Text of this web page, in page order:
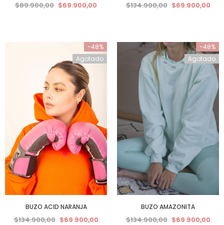
$89.900,00 $69.900,00 $134.900,00 $69.900,00
-48%
Agotado
BUZO ACID NARANJA
$134.900,00 $69.900,00
-48%
Agotado
BUZO AMAZONITA
$134.900,00 $69.900,00